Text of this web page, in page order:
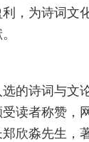
，为诗词文
的诗词与文
读者称赞，
欣淼先生，